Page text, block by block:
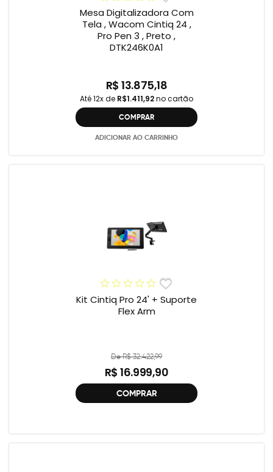
Mesa Digitalizadora Com
Tela , Wacom Cintiq 24 ,
Pro Pen 3 , Preto ,
DTK246K0A1
R$ 13.875,18
Até 12x de R$1.411,92no cartão
COMPRAR
ADICIONAR AO CARRINHO
Kit Cintiq Pro 24' + Suporte
Flex Arm
De R$ 32.422,99
R$ 16.999,90
COMPRAR